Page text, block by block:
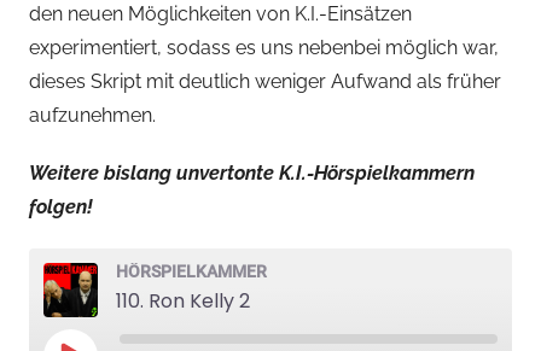
e
r
s
e
m
den neuen Möglichkeiten von K.I.-Einsätzen
experimentiert, sodass es uns nebenbei möglich war,
dieses Skript mit deutlich weniger Aufwand als früher
aufzunehmen.
Weitere bislang unvertonte K.I.-Hörspielkammern
folgen!
HÖRSPIELKAMMER
110. Ron Kelly 2